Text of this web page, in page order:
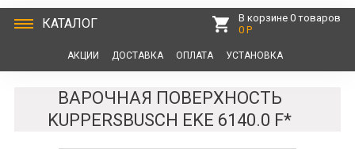
КАТАЛОГ
В корзине 0 товаров
0 Р
АКЦИИ ДОСТАВКА ОПЛАТА УСТАНОВКА
ВАРОЧНАЯ ПОВЕРХНОСТЬ
KUPPERSBUSCH EKE 6140.0 F*